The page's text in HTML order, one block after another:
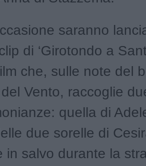
saranno
di ‘Girotondo a
che, sulle note del
Vento, raccoglie
quella di
due sorelle di
in salvo durante la